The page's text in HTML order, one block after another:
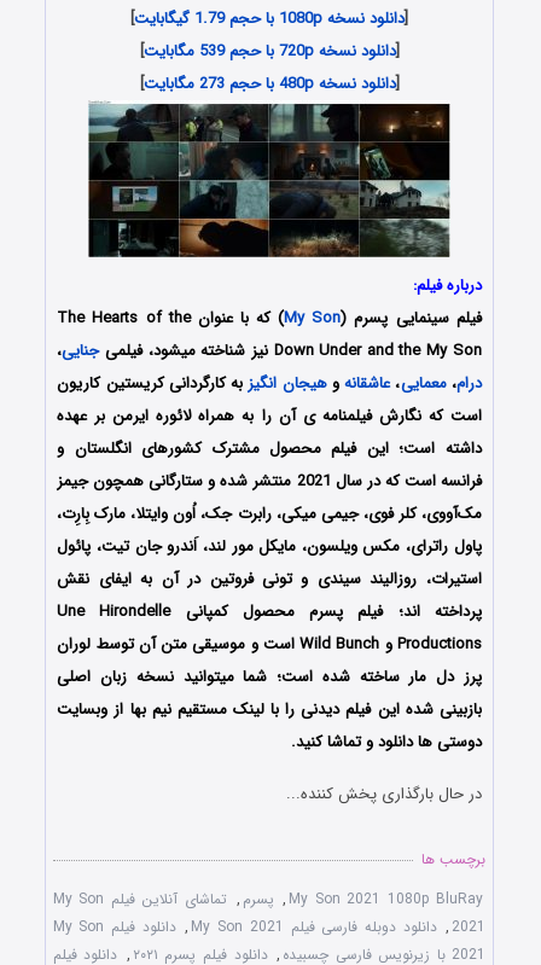
[دانلود نسخه 1080p با حجم 1.79 گیگابایت
]
[دانلود نسخه 720p با حجم 539 مگابایت
]
[دانلود نسخه 480p با حجم 273 مگابایت ]
درباره فیلم:
فیلم سینمایی پسرم (My Son
) که با عنوان The Hearts of the
Down Under and the My Son نیز شناخته میشود، فیلمی
جنایی،
درام،معمایی،عاشقانهوهیجان انگیز به کارگردانی کریستین کاریون
است که نگارش فیلمنامه ی آن را به همراه لائوره ایرمن بر عهده
داشته است؛ این فیلم محصول مشترک کشورهای انگلستان و
فرانسه است که در سال 2021 منتشر شده و ستارگانی همچون جیمز
مک‌آووی، کلر فوی، جیمی میکی، رابرت جک، اُون وایتلا، مارک بِارِت،
پاول راترای، مکس ویلسون، مایکل مور لند، اَندرو جان تیت، پائول
استیرات، روزالیند سیندی و تونی فروتین در آن به ایفای نقش
پرداخته اند؛ فیلم پسرم محصول کمپانی Une Hirondelle
Productions و Wild Bunch است و موسیقی متن آن توسط لوران
پرز دل مار ساخته شده است؛ شما میتوانید نسخه زبان اصلی
بازبینی شده این فیلم دیدنی را با لینک مستقیم نیم بها از وبسایت
دوستی ها دانلود و تماشا کنید.
در حال بارگذاری پخش کننده...
برچسب ها
My Son 2021 1080p BluRay
, پسرم ,
تماشای آنلاین فیلم My Son
2021
, دانلود دوبله فارسی فیلم My Son 2021 ,
دانلود فیلم My Son
2021 با زیرنویس فارسی چسبیده
, دانلود فیلم پسرم ۲۰۲۱ , دانلود فیلم